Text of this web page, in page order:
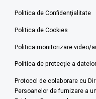
Politica de Confidenţialitate
Politica de Cookies
Politica monitorizare video/
Politica de protecție a
Protocol de colaborare cu
Persoanelor de furnizare a